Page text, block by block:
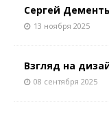
Сергей
13 ноября 2025
Взгляд на
08 сентября 2025